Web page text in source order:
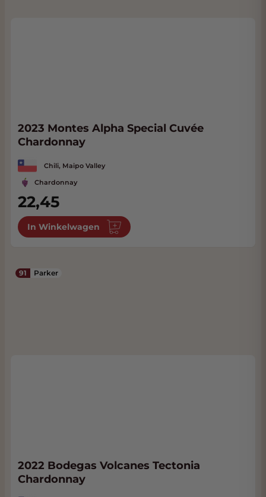
2023 Montes Alpha Special Cuvée
Chardonnay
Chili, Maipo Valley
Chardonnay
22,45
In Winkelwagen
91 Parker
2022 Bodegas Volcanes Tectonia
Chardonnay